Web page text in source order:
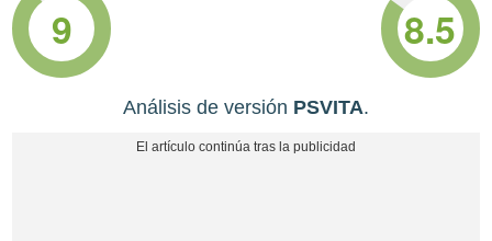
9 8.5
Análisis de versión PSVITA.